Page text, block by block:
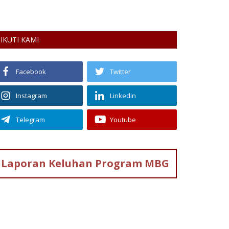
IKUTI KAMI
Facebook Twitter
Instagram Linkedin
Telegram Youtube
Laporan Keluhan Program MBG